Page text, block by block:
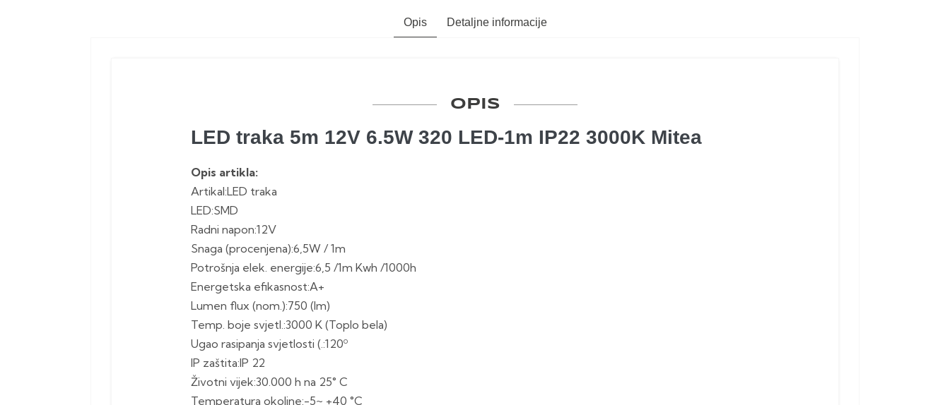
Opis Detaljne informacije
OPIS
LED traka 5m 12V 6.5W 320 LED-1m IP22 3000K Mitea
Opis artikla:
Artikal:LED traka
LED:SMD
Radni napon:12V
Snaga (procenjena):6,5W / 1m
Potrošnja elek. energije:6,5 /1m Kwh /1000h
Energetska efikasnost:A+
Lumen flux (nom.):750 (lm)
Temp. boje svjetl.:3000 K (Toplo bela)
Ugao rasipanja svjetlosti (.:120º
IP zaštita:IP 22
Životni vijek:30.000 h na 25° C
Temperatura okoline:-5~ +40 °C